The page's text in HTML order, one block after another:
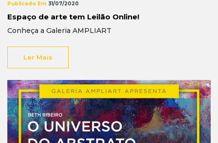
Publicado Em 31/07/2020
Espaço de arte tem Leilão Online!
Conheça a Galeria AMPLIART
Ler Mais